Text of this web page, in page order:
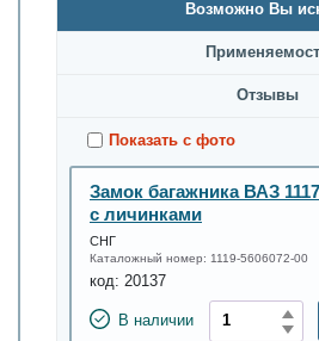
Возможно Вы
Oтзывы
Показать с фото
Замок багажника ВАЗ
с личинками
СНГ
Каталожный номер: 1119-5606072-00
код: 20137
В наличии